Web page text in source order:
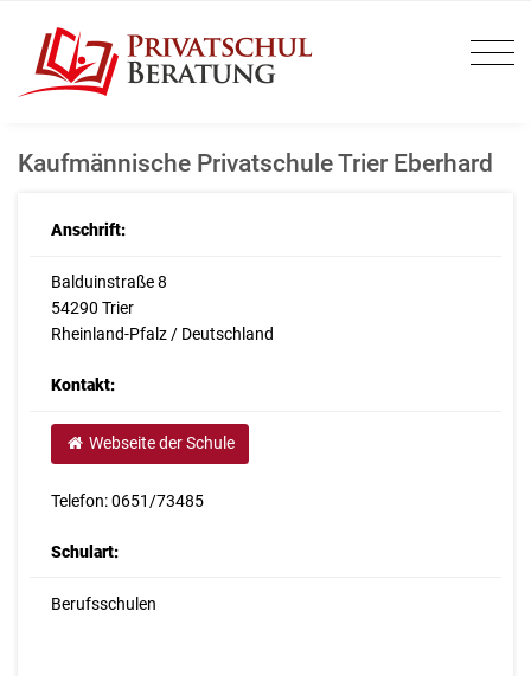
Kaufmännische Privatschule Trier Eberhard
Anschrift:
Balduinstraße 8
54290 Trier
Rheinland-Pfalz / Deutschland
Kontakt:
Webseite der Schule
Telefon: 0651/73485
Schulart:
Berufsschulen